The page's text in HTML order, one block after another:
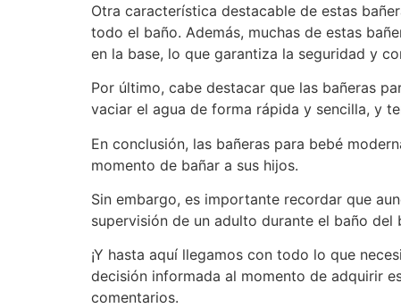
Otra característica destacable de estas
todo el baño. Además, muchas de estas
en la base, lo que garantiza la seguridad y
Por último, cabe destacar que las bañeras
vaciar el agua de forma rápida y sencilla, y
En conclusión, las bañeras para bebé
momento de bañar a sus hijos.
Sin embargo, es importante recordar que
supervisión de un adulto durante el baño del
¡Y hasta aquí llegamos con todo lo que
decisión informada al momento de adquirir
comentarios.